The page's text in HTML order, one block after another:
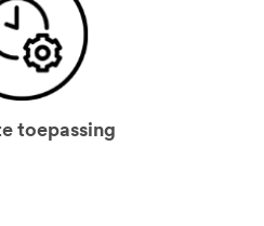
toepassing